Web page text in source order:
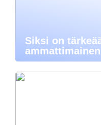
Siksi on